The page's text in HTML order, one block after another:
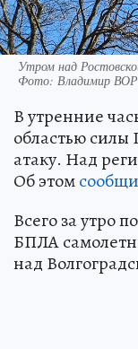
Утром над
Фото: Владимир
В утренние
областью
атаку. Над
Об этом
Всего за утро
БПЛА
над